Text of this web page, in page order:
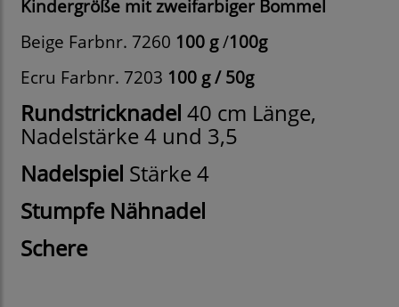
Kindergröße mit zweifarbiger Bommel
Beige Farbnr. 7260 100 g/100g
Ecru Farbnr. 7203 100 g / 50g
Rundstricknadel 40 cm Länge,
Nadelstärke 4 und 3,5
Nadelspiel Stärke 4
Stumpfe Nähnadel
Schere